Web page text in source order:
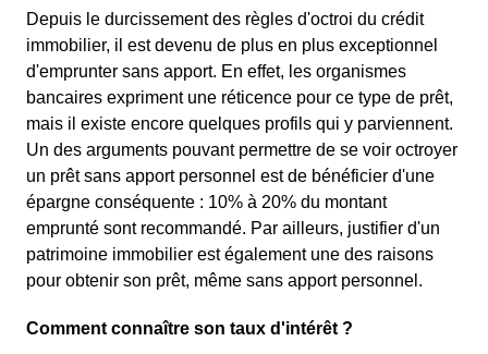
Depuis le durcissement des règles d'octroi du crédit
immobilier, il est devenu de plus en plus exceptionnel
d'emprunter sans apport. En effet, les organismes
bancaires expriment une réticence pour ce type de prêt,
mais il existe encore quelques profils qui y parviennent.
Un des arguments pouvant permettre de se voir octroyer
un prêt sans apport personnel est de bénéficier d'une
épargne conséquente : 10% à 20% du montant
emprunté sont recommandé. Par ailleurs, justifier d'un
patrimoine immobilier est également une des raisons
pour obtenir son prêt, même sans apport personnel.
Comment connaître son taux d'intérêt ?